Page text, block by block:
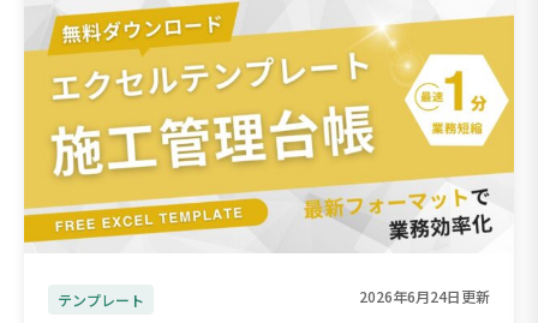
テンプレート 2026年6月24日更新